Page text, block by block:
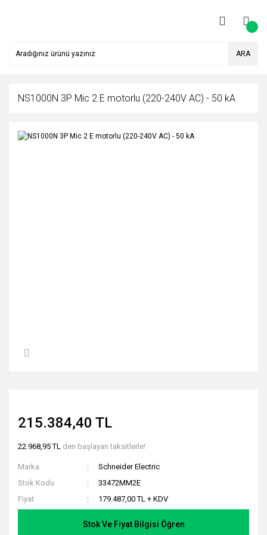
ARA
NS1000N 3P Mic 2 E motorlu (220-240V AC) - 50 kA
215.384,40 TL
22.968,95 TL den başlayan taksitlerle!
Marka
Schneider Electric
Stok Kodu
33472MM2E
Fiyat
179.487,00 TL + KDV
Stok Ve Fiyat Bilgisi Öğren